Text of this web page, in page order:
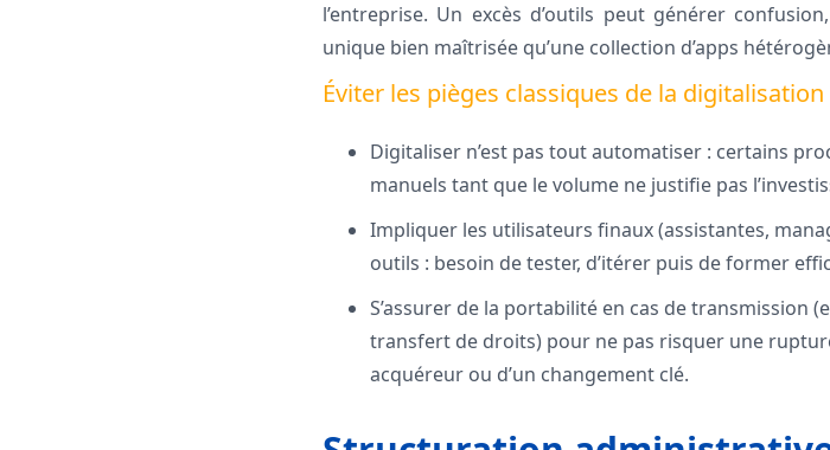
l’entreprise. Un excès d’outils peut générer
unique bien maîtrisée qu’une collection d’apps
Éviter les pièges classiques de la digitalisation
Digitaliser n’est pas tout automatiser : certains
manuels tant que le volume ne justifie pas
Impliquer les utilisateurs finaux (assistantes,
outils : besoin de tester, d’itérer puis de former
S’assurer de la portabilité en cas de transmission
transfert de droits) pour ne pas risquer une
acquéreur ou d’un changement clé.